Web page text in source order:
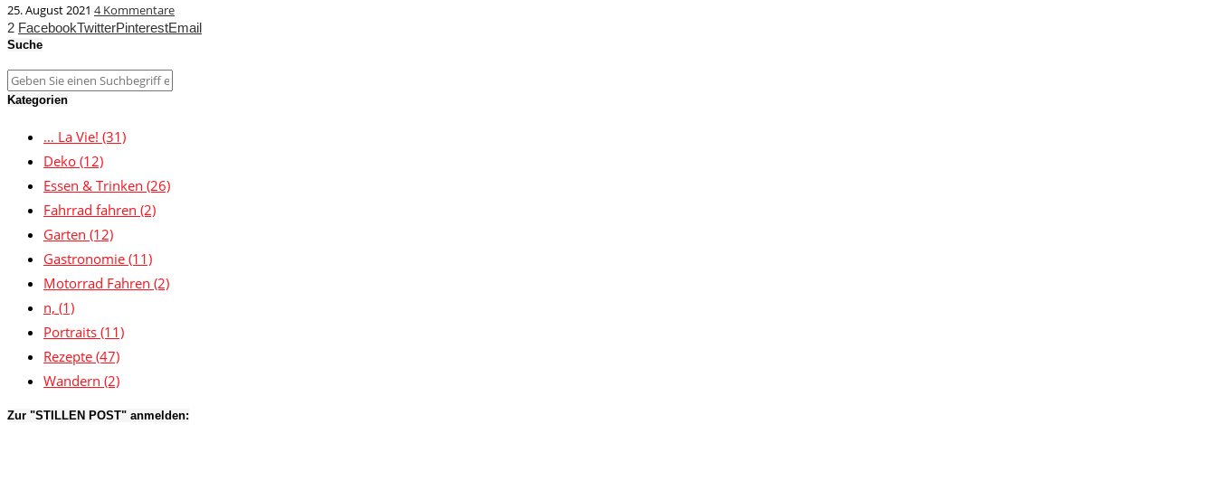
25. August 2021 4 Kommentare
2 FacebookTwitterPinterestEmail
Suche
Kategorien
… La Vie! (31)
Deko (12)
Essen & Trinken (26)
Fahrrad fahren (2)
Garten (12)
Gastronomie (11)
Motorrad Fahren (2)
n, (1)
Portraits (11)
Rezepte (47)
Wandern (2)
Zur "STILLEN POST" anmelden: